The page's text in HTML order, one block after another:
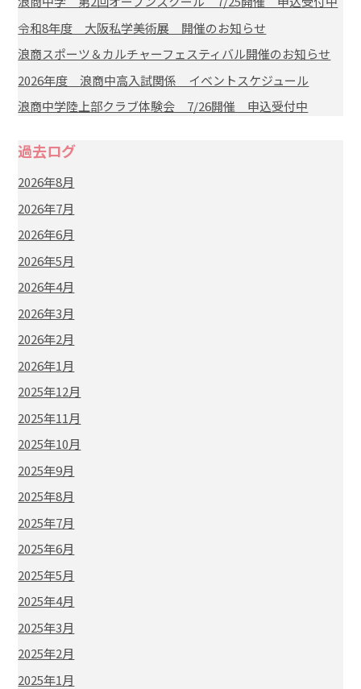
令和8年度 大阪私学美術展 開催のお知らせ
浪商スポーツ＆カルチャーフェスティバル開催のお知らせ
2026年度 浪商中高入試関係 イベントスケジュール
浪商中学陸上部クラブ体験会 7/26開催 申込受付中
過去ログ
2026年8月
2026年7月
2026年6月
2026年5月
2026年4月
2026年3月
2026年2月
2026年1月
2025年12月
2025年11月
2025年10月
2025年9月
2025年8月
2025年7月
2025年6月
2025年5月
2025年4月
2025年3月
2025年2月
2025年1月